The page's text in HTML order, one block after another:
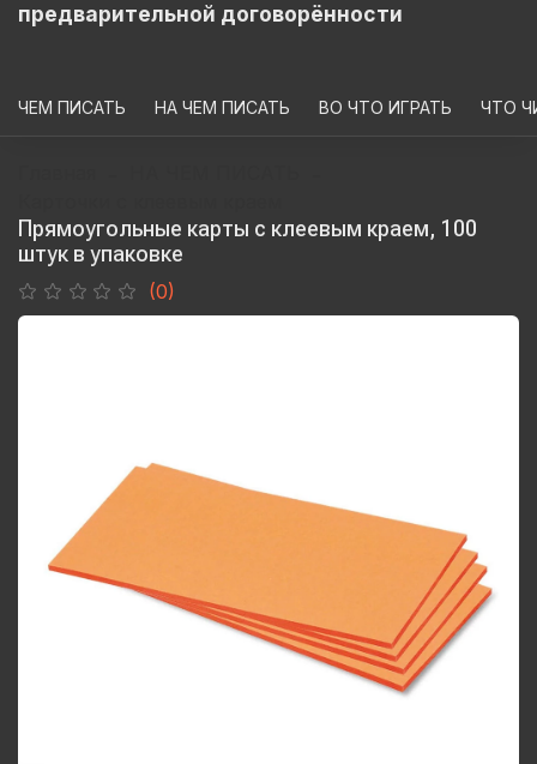
предварительной договорённости
ЧЕМ ПИСАТЬ НА ЧЕМ ПИСАТЬ ВО ЧТО ИГРАТЬ ЧТО
Прямоугольные карты c клеевым краем, 100
штук в упаковке
(0)